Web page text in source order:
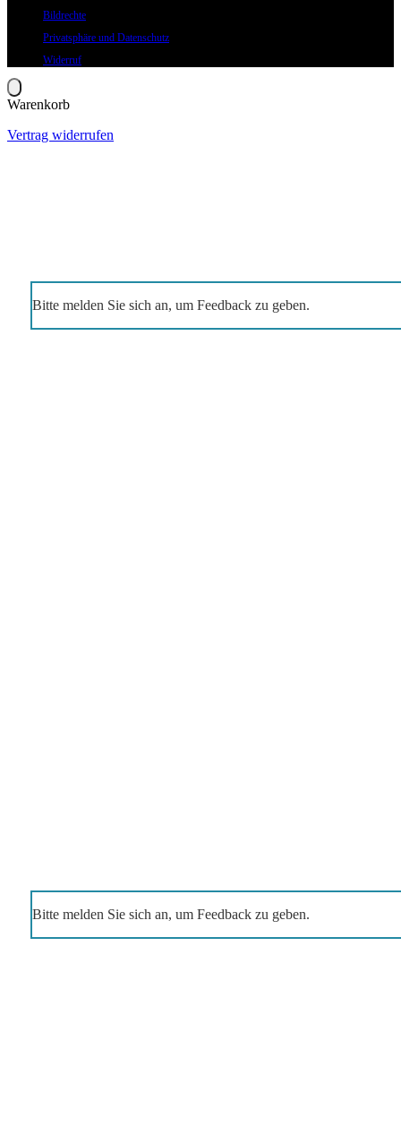
Bildrechte
Privatsphäre und Datenschutz
Widerruf
Warenkorb
Vertrag widerrufen
Bitte melden Sie sich an, um Feedback zu geben.
Bitte melden Sie sich an, um Feedback zu geben.